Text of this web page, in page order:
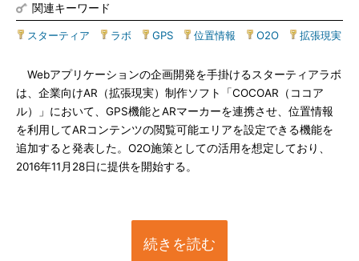
関連キーワード
スターティア ラボ GPS 位置情報 O2O 拡張現実
Webアプリケーションの企画開発を手掛けるスターティアラボ
は、企業向けAR（拡張現実）制作ソフト「COCOAR（ココア
ル）」において、GPS機能とARマーカーを連携させ、位置情報
を利用してARコンテンツの閲覧可能エリアを設定できる機能を
追加すると発表した。O2O施策としての活用を想定しており、
2016年11月28日に提供を開始する。
続きを読む